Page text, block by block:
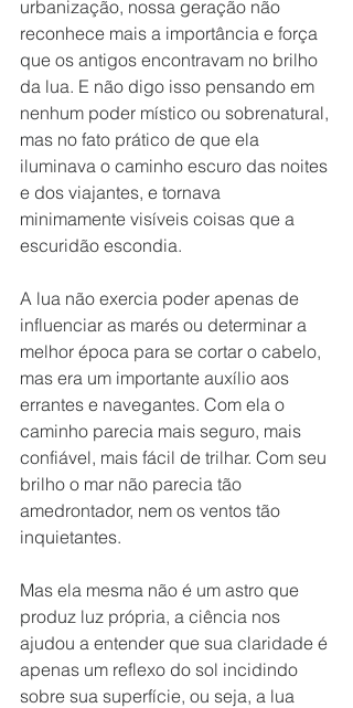
urbanização, nossa geração não
reconhece mais a importância e força
que os antigos encontravam no brilho
da lua. E não digo isso pensando em
nenhum poder místico ou sobrenatural,
mas no fato prático de que ela
iluminava o caminho escuro das noites
e dos viajantes, e tornava
minimamente visíveis coisas que a
escuridão escondia.
A lua não exercia poder apenas de
influenciar as marés ou determinar a
melhor época para se cortar o cabelo,
mas era um importante auxílio aos
errantes e navegantes. Com ela o
caminho parecia mais seguro, mais
confiável, mais fácil de trilhar. Com seu
brilho o mar não parecia tão
amedrontador, nem os ventos tão
inquietantes.
Mas ela mesma não é um astro que
produz luz própria, a ciência nos
ajudou a entender que sua claridade é
apenas um reflexo do sol incidindo
sobre sua superfície, ou seja, a lua